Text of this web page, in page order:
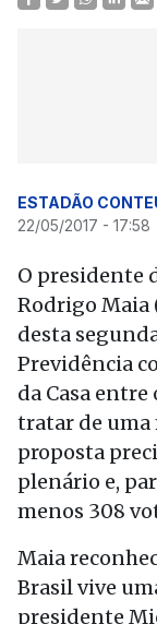
ESTADÃO
22/05/2017 - 17:58
O presidente
Rodrigo Maia
desta
Previdência
da Casa entre
tratar de uma
proposta
plenário e,
menos 308
Maia
Brasil vive
presidente